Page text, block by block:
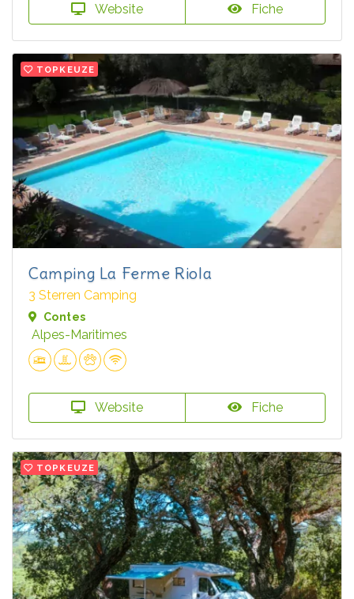
Website Fiche
TOPKEUZE
Camping La Ferme Riola
3 Sterren Camping
Contes
Alpes-Maritimes
Website Fiche
TOPKEUZE